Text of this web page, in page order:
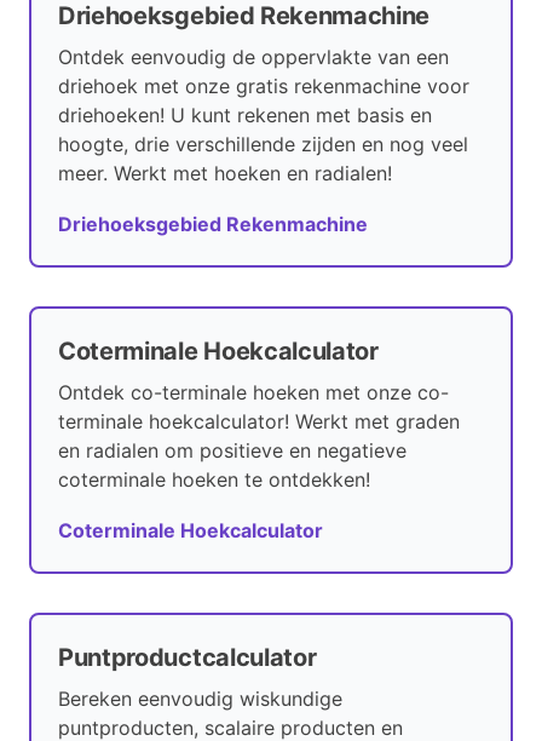
Driehoeksgebied Rekenmachine
Ontdek eenvoudig de oppervlakte van een
driehoek met onze gratis rekenmachine voor
driehoeken! U kunt rekenen met basis en
hoogte, drie verschillende zijden en nog veel
meer. Werkt met hoeken en radialen!
Driehoeksgebied Rekenmachine
Coterminale Hoekcalculator
Ontdek co-terminale hoeken met onze co-
terminale hoekcalculator! Werkt met graden
en radialen om positieve en negatieve
coterminale hoeken te ontdekken!
Coterminale Hoekcalculator
Puntproductcalculator
Bereken eenvoudig wiskundige
puntproducten, scalaire producten en